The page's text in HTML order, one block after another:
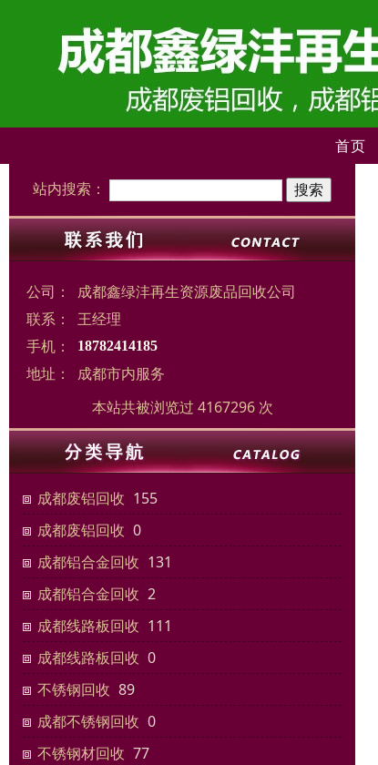
首页
站内搜索：
公司：
成都鑫绿沣再生资源废品回收公司
联系：
王经理
手机：
18782414185
地址：
成都市内服务
本站共被浏览过 4167296 次
成都废铝回收 155
成都废铝回收 0
成都铝合金回收 131
成都铝合金回收 2
成都线路板回收 111
成都线路板回收 0
不锈钢回收 89
成都不锈钢回收 0
不锈钢材回收 77